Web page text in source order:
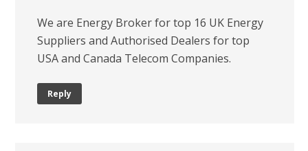
We are Energy Broker for top 16 UK Energy
Suppliers and Authorised Dealers for top
USA and Canada Telecom Companies.
Reply